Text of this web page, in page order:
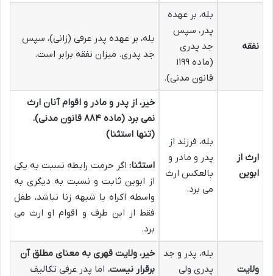
نفقه
بله، بر عهده
پدر، سپس
جد پدری
(ماده ۱۱۹۹
قانون مدنی).
بله، بر عهده پدر عرفی (زانی)، سپس
جد پدری. میزان نفقه برابر است.
ارث از
ابوین
بله، فرزند از
پدر و مادر و
بالعکس ارث
می برد.
خیر، از پدر و مادر و اقوام آنان ارث
نمی برد (ماده ۸۸۴ قانون مدنی).
(تنها استثنا)
استثنا: اگر حرمت رابطه نسبت به یکی
از ابوین ثابت و نسبت به دیگری به
واسطه اکراه یا شبهه زنا نباشد، طفل
فقط از این طرف و اقوام او ارث می
برد.
ولایت
بله، پدر و جد
پدری ولی
خیر، ولایت قهری به معنای مطلق آن
برقرار نیست. اما پدر عرفی تکالیف